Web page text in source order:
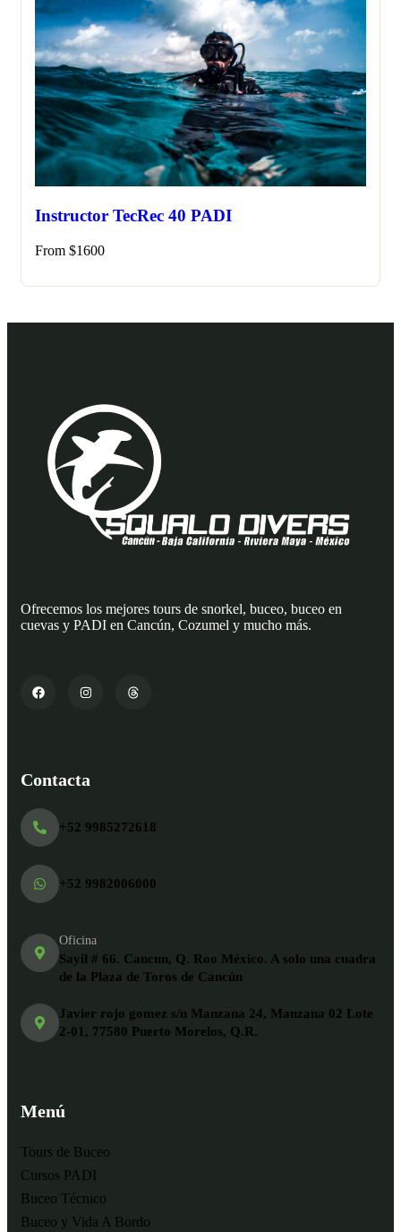
Instructor TecRec 40 PADI
From $1600
Ofrecemos los mejores tours de snorkel, buceo, buceo en
cuevas y PADI en Cancún, Cozumel y mucho más.
Contacta
+52 9985272618
+52 9982006000
Oficina
Sayil # 66. Cancun, Q. Roo México. A solo una cuadra
de la Plaza de Toros de Cancún
Javier rojo gomez s/n Manzana 24, Manzana 02 Lote
2-01, 77580 Puerto Morelos, Q.R.
Menú
Tours de Buceo
Cursos PADI
Buceo Técnico
Buceo y Vida A Bordo